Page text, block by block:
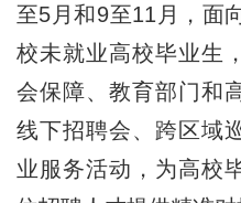
至5月和9至11月，面
校未就业高校毕业生
会保障、教育部门和
线下招聘会、跨区域
业服务活动，为高校